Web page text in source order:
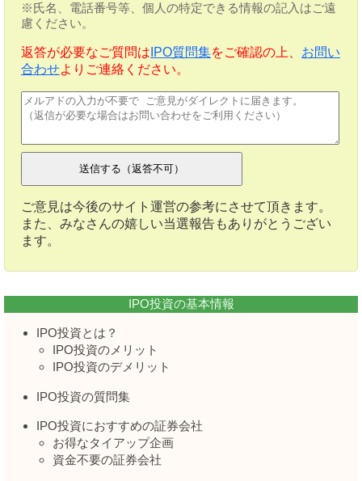
※氏名、電話番号等、個人の特定できる情報の記入はご遠
慮ください。
返答が必要なご質問は IPO質問集をご確認の上、 お問い
合わせよりご連絡ください。
ご意見は今後のサイト運営の参考にさせて頂きます。
また、みなさんの嬉しい当選報告もありがとうござい
ます。
IPO投資の基本情報
IPO投資とは？
IPO投資のメリット
IPO投資のデメリット
IPO投資の質問集
IPO投資におすすめの証券会社
お得なタイアップ企画
資金不要の証券会社